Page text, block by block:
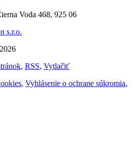
Voda 468, 925 06
s.r.o.
, RSS, Vytlačiť
, Vyhlásenie o ochrane súkromia,